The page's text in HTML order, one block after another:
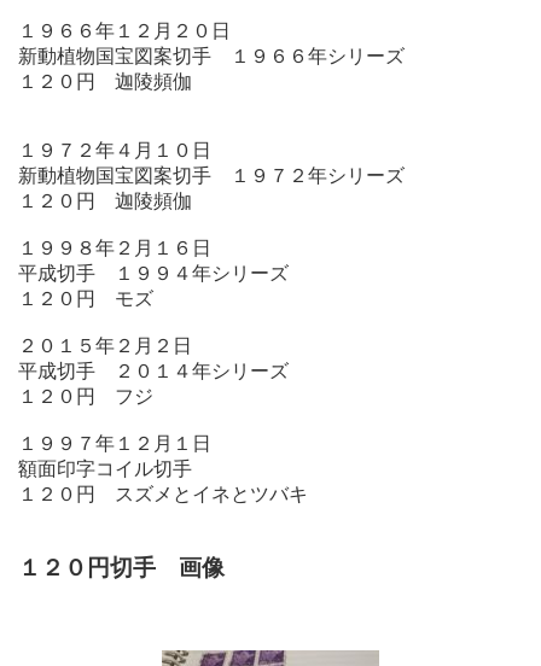
１９６６年１２月２０日
新動植物国宝図案切手 １９６６年シリーズ
１２０円 迦陵頻伽
１９７２年４月１０日
新動植物国宝図案切手 １９７２年シリーズ
１２０円 迦陵頻伽
１９９８年２月１６日
平成切手 １９９４年シリーズ
１２０円 モズ
２０１５年２月２日
平成切手 ２０１４年シリーズ
１２０円 フジ
１９９７年１２月１日
額面印字コイル切手
１２０円 スズメとイネとツバキ
１２０円切手 画像